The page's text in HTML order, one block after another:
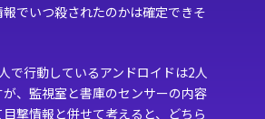
報でいつ殺されたのかは確定できそ
で行動しているアンドロイドは2人
、監視室と書庫のセンサーの内容
撃情報と併せて考えると、どちら